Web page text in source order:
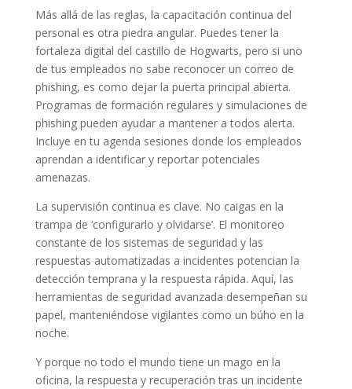
Más allá de las reglas, la capacitación continua del
personal es otra piedra angular. Puedes tener la
fortaleza digital del castillo de Hogwarts, pero si uno
de tus empleados no sabe reconocer un correo de
phishing, es como dejar la puerta principal abierta.
Programas de formación regulares y simulaciones de
phishing pueden ayudar a mantener a todos alerta.
Incluye en tu agenda sesiones donde los empleados
aprendan a identificar y reportar potenciales
amenazas.
La supervisión continua es clave. No caigas en la
trampa de ‘configurarlo y olvidarse’. El monitoreo
constante de los sistemas de seguridad y las
respuestas automatizadas a incidentes potencian la
detección temprana y la respuesta rápida. Aquí, las
herramientas de seguridad avanzada desempeñan su
papel, manteniéndose vigilantes como un búho en la
noche.
Y porque no todo el mundo tiene un mago en la
oficina, la respuesta y recuperación tras un incidente